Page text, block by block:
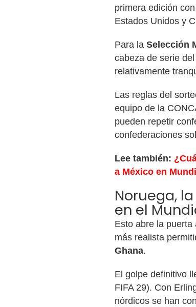
primera edición
Estados Unidos y
Para la Selección
cabeza de serie
relativamente
Las reglas del
equipo de la
pueden repetir
confederaciones
Lee también:
a México en
Noruega,
en el
Esto abre la
más realista
Ghana.
El golpe definitivo
FIFA 29). Con
nórdicos se han